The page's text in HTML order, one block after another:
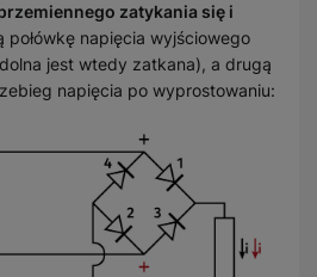
zatykania się i
połówkę napięcia wyjściowego
jest wtedy zatkana), a drugą
napięcia po wyprostowaniu: